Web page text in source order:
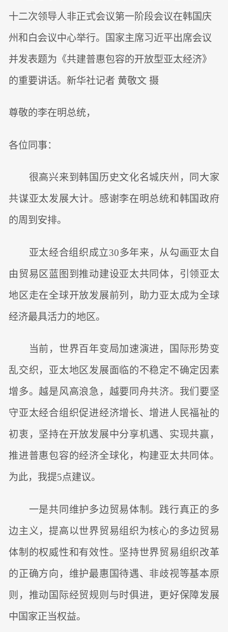
十二次领导人非正式会议第一阶段会议在韩国庆
州和白会议中心举行。国家主席习近平出席会议
并发表题为《共建普惠包容的开放型亚太经济》
的重要讲话。新华社记者 黄敬文 摄
尊敬的李在明总统，
各位同事：
很高兴来到韩国历史文化名城庆州，同大家
共谋亚太发展大计。感谢李在明总统和韩国政府
的周到安排。
亚太经合组织成立30多年来，从勾画亚太自
由贸易区蓝图到推动建设亚太共同体，引领亚太
地区走在全球开放发展前列，助力亚太成为全球
经济最具活力的地区。
当前，世界百年变局加速演进，国际形势变
乱交织，亚太地区发展面临的不稳定不确定因素
增多。越是风高浪急，越要同舟共济。我们要坚
守亚太经合组织促进经济增长、增进人民福祉的
初衷，坚持在开放发展中分享机遇、实现共赢，
推进普惠包容的经济全球化，构建亚太共同体。
为此，我提5点建议。
一是共同维护多边贸易体制。践行真正的多
边主义，提高以世界贸易组织为核心的多边贸易
体制的权威性和有效性。坚持世界贸易组织改革
的正确方向，维护最惠国待遇、非歧视等基本原
则，推动国际经贸规则与时俱进，更好保障发展
中国家正当权益。